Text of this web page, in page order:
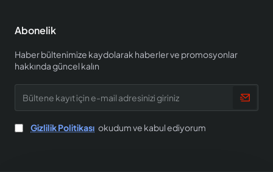
Abonelik
Haber bültenimize kaydolarak haberler ve promosyonlar
hakkında güncel kalın
kayıt
için
e-
mail
Gizlilik Politikası okudum ve kabul ediyorum